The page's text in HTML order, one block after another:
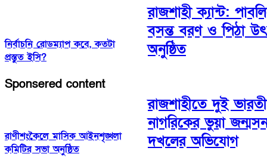
নির্বাচনি রোডম্যাপ কবে, কতটা
প্রস্তুত ইসি?
Sponsered content
রাণীশংকৈলে মাসিক আইনশৃঙ্খলা
কমিটির সভা অনুষ্ঠিত
রাজশাহী ক্যান্ট:
বসন্ত বরণ ও পিঠা
অনুষ্ঠিত
রাজশাহীতে দুই
নাগরিকের ভুয়া
দখলের অভিযোগ